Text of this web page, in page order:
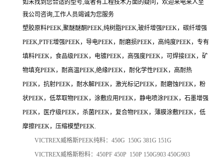
如未找到您合适的型号,或者有工程技术方面的疑问，欢迎来电来人至
我公司咨询,工作人员竭诚为您服务
塑胶原料PEEK,聚醚醚酮PEEK,纯树脂PEEK,玻纤增强PEEK，碳纤增强
PEEK,PTFE增强PEEK，导电PEEK，耐磨损PEEK，高纯度PEEK，专有
填料PEEK，食品级PEEK，电镀PEEK，高强度PEEK，可焊接EEK，矿
物填充PEEK，耐高温PEEK,绝缘PEEK，耐化学性PEEK，高耐热
PEEK，抗射PEEK，耐水解PEEK，激光标记PEEK，耐磨蚀PEEK，粉
状PEEK，低萃取物PEEK，涂敷应用PEEK，静电喷涂PEEK，石墨增强
PEEK，医疗级PEEK，杀菌PEEK，复合物PEEK，薄膜涂敷PEEK，低
摩擦PEEK，压缩模塑PEEK.
VICTREX威格斯PEEK纯料：450G 150G 381G 151G
VICTREX威格斯粉料：450PF 450P 150P 150G903 450G903